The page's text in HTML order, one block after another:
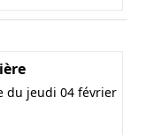
du jeudi 04 février